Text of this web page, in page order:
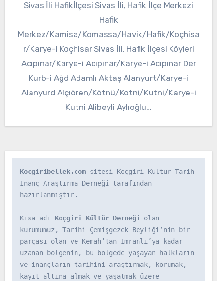
Sivas İli Hafikİlçesi Sivas İli, Hafik İlçe Merkezi
Hafik
Merkez/Kamisa/Komassa/Havik/Hafik/Koçhisa
r/Karye-i Koçhisar Sivas İli, Hafik İlçesi Köyleri
Acıpınar/Karye-i Acıpınar/Karye-i Acıpınar Der
Kurb-i Ağd Adamlı Aktaş Alanyurt/Karye-i
Alanyurd Alçıören/Kötnü/Kotni/Kutni/Karye-i
Kutni Alibeyli Aylıoğlu…
Kocgiribellek.com sitesi Koçgiri Kültür Tarih
İnanç Araştırma Derneği tarafından
hazırlanmıştır.
Kısa adı Koçgiri Kültür Derneği olan
kurumumuz, Tarihi Çemişgezek Beyliği’nin bir
parçası olan ve Kemah’tan İmranlı’ya kadar
uzanan bölgenin, bu bölgede yaşayan halkların
ve inançların tarihini araştırmak, korumak,
kayıt altına almak ve yaşatmak üzere